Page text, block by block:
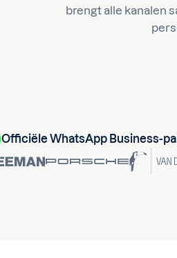
brengt alle kanalen
Officiële WhatsApp Business-